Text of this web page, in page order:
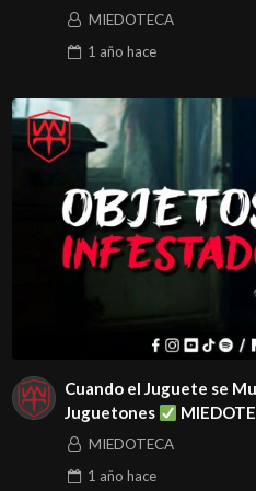
MIEDOTECA
1 año hace
Cuando el Juguete se
Juguetones
MIEDOTECA
1 año hace